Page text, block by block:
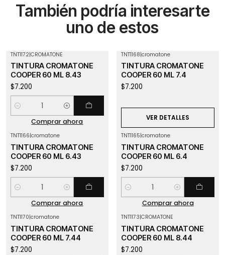
También podría interesarte
uno de estos
TNT1172|CROMATONE
TINTURA CROMATONE
COOPER 60 ML 8.43
$7.200
Cantidad
Comprar ahora
TNT1168|cromatone
TINTURA CROMATONE
COOPER 60 ML 7.4
$7.200
VER DETALLES
TNT1166|cromatone
TINTURA CROMATONE
COOPER 60 ML 6.43
$7.200
Cantidad
Comprar ahora
TNT1165|cromatone
TINTURA CROMATONE
COOPER 60 ML 6.4
$7.200
Cantidad
Comprar ahora
TNT1170|cromatone
TINTURA CROMATONE
COOPER 60 ML 7.44
$7.200
TNT1173|CROMATONE
TINTURA CROMATONE
COOPER 60 ML 8.44
$7.200